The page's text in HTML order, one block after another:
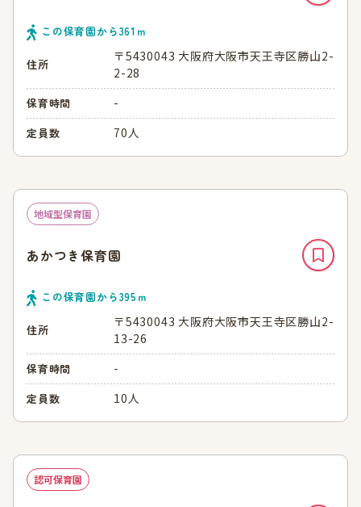
この保育園から361 ｍ
住所
〒5430043 大阪府大阪市天王寺区勝山2-
2-28
保育時間 -
定員数 70人
地域型保育園
あかつき保育園
この保育園から395ｍ
住所
〒5430043 大阪府大阪市天王寺区勝山2-
13-26
保育時間 -
定員数 10人
認可保育園